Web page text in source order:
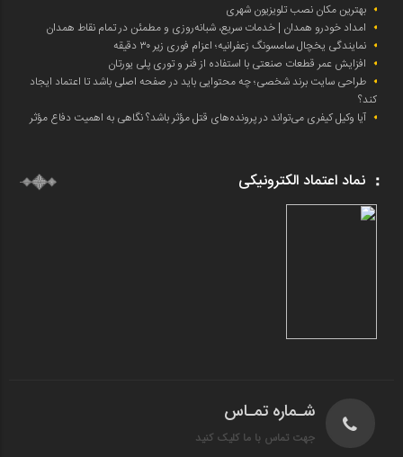
بهترین مکان نصب تلویزیون شهری
امداد خودرو همدان | خدمات سریع، شبانه‌روزی و مطمئن در تمام نقاط همدان
نمایندگی یخچال سامسونگ زعفرانیه؛ اعزام فوری زیر ۳۰ دقیقه
افزایش عمر قطعات صنعتی با استفاده از فنر و توری پلی یورتان
طراحی سایت برند شخصی؛ چه محتوایی باید در صفحه اصلی باشد تا اعتماد ایجاد
کند؟
آیا وکیل کیفری می‌تواند در پرونده‌های قتل مؤثر باشد؟ نگاهی به اهمیت دفاع مؤثر
نماد اعتماد الکترونیکی
شـماره تمـاس
جهت تماس با ما کلیک کنید